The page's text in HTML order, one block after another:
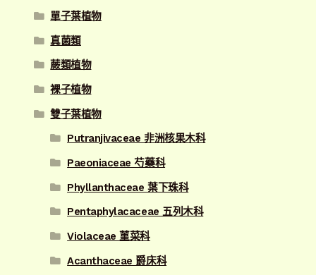
單子葉植物
真菌類
蕨類植物
裸子植物
雙子葉植物
Putranjivaceae 非洲核果木科
Paeoniaceae 芍藥科
Phyllanthaceae 葉下珠科
Pentaphylacaceae 五列木科
Violaceae 菫菜科
Acanthaceae 爵床科